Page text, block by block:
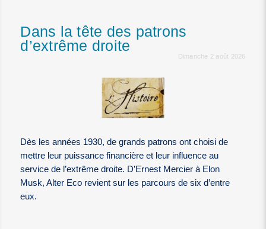
Dans la tête des patrons
d’extrême droite
Dimanche 2 août 2026
Dès les années 1930, de grands patrons ont choisi de
mettre leur puissance financière et leur influence au
service de l’extrême droite. D’Ernest Mercier à Elon
Musk, Alter Eco revient sur les parcours de six d’entre
eux.